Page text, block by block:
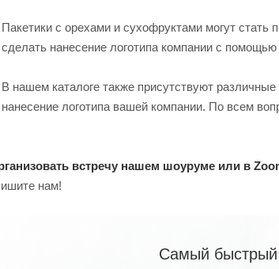
Пакетики с орехами и сухофруктами могут
сделать нанесение логотипа компании с
В нашем каталоге также присутствуют
нанесение логотипа вашей компании. По всем
встречу нашем шоуруме или в
нам!
Самый быстрый